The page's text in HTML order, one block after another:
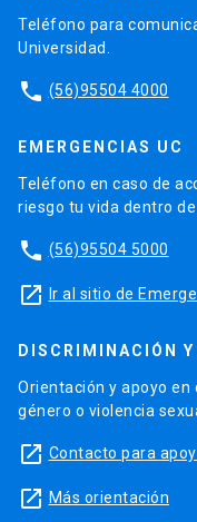
Teléfono para
Universidad.
phone (56)95504 4000
EMERGENCIAS UC
Teléfono en caso de
riesgo tu vida dentro
phone (56)95504 5000
launch Ir al sitio de
DISCRIMINACIÓN
Orientación y apoyo en
género o violencia
launch Contacto para
launch Más orientación